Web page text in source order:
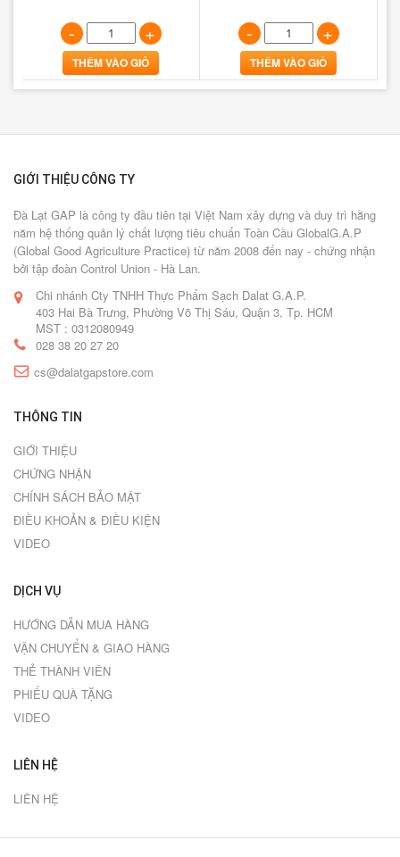
- +
THÊM VÀO GIỎ
- +
THÊM VÀO GIỎ
GIỚI THIỆU CÔNG TY
Đà Lạt GAP là công ty đầu tiên tại Việt Nam xây dựng và duy trì hằng
năm hệ thống quản lý chất lượng tiêu chuẩn Toàn Cầu GlobalG.A.P
(Global Good Agriculture Practice) từ năm 2008 đến nay - chứng nhận
bởi tập đoàn Control Union - Hà Lan.
Chi nhánh Cty TNHH Thực Phẩm Sạch Dalat G.A.P.
403 Hai Bà Trưng, Phường Võ Thị Sáu, Quận 3, Tp. HCM
MST : 0312080949
028 38 20 27 20
cs@dalatgapstore.com
THÔNG TIN
GIỚI THIỆU
CHỨNG NHẬN
CHÍNH SÁCH BẢO MẬT
ĐIỀU KHOẢN & ĐIỀU KIỆN
VIDEO
DỊCH VỤ
HƯỚNG DẪN MUA HÀNG
VẬN CHUYỂN & GIAO HÀNG
THẺ THÀNH VIÊN
PHIẾU QUÀ TẶNG
VIDEO
LIÊN HỆ
LIÊN HỆ